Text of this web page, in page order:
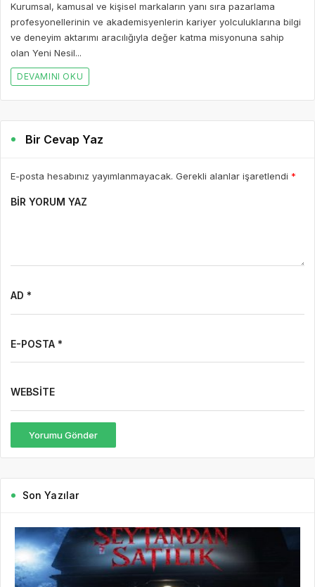
Kurumsal, kamusal ve kişisel markaların yanı sıra pazarlama
profesyonellerinin ve akademisyenlerin kariyer yolculuklarına bilgi
ve deneyim aktarımı aracılığıyla değer katma misyonuna sahip
olan Yeni Nesil...
DEVAMINI OKU
Bir Cevap Yaz
E-posta hesabınız yayımlanmayacak. Gerekli alanlar işaretlendi *
BIR YORUM YAZ
AD *
E-POSTA *
WEBSITE
Yorumu Gönder
Son Yazılar